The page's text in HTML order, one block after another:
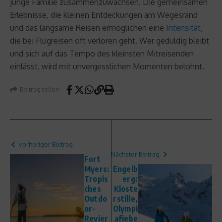
Erlebnisse, die kleinen Entdeckungen am Wegesrand
und das langsame Reisen ermöglichen eine Intensität,
die bei Flugreisen oft verloren geht. Wer geduldig bleibt
und sich auf das Tempo des kleinsten Mitreisenden
einlässt, wird mit unvergesslichen Momenten belohnt.
Beitrag teilen
vorheriger Beitrag
Fort
Myers:
Tropis
ches
Outdo
or-
Revier
Nächster Beitrag
Engelb
erg:
Kloste
rstille,
Olympi
afiebe